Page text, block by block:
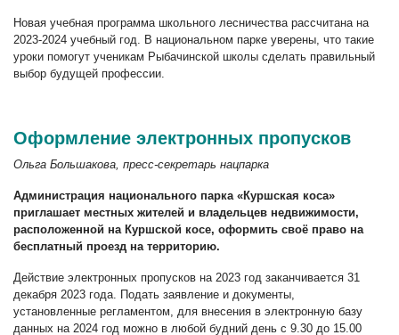
Новая учебная программа школьного лесничества рассчитана на
2023-2024 учебный год. В национальном парке уверены, что такие
уроки помогут ученикам Рыбачинской школы сделать правильный
выбор будущей профессии.
Оформление электронных пропусков
Ольга Большакова, пресс-секретарь нацпарка
Администрация национального парка «Куршская коса»
приглашает местных жителей и владельцев недвижимости,
расположенной на Куршской косе, оформить своё право на
бесплатный проезд на территорию.
Действие электронных пропусков на 2023 год заканчивается 31
декабря 2023 года. Подать заявление и документы,
установленные регламентом, для внесения в электронную базу
данных на 2024 год можно в любой будний день с 9.30 до 15.00